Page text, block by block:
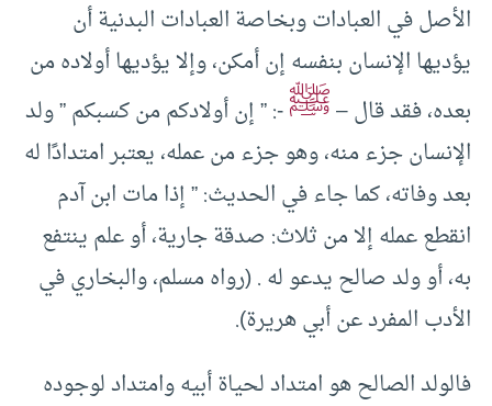
الأصل في العبادات وبخاصة العبادات البدنية أن
يؤديها الإنسان بنفسه إن أمكن، وإلا يؤديها أولاده من
بعده، فقد قال –ﷺ-: ” إن أولادكم من كسبكم ” ولد
الإنسان جزء منه، وهو جزء من عمله، يعتبر امتدادًا له
بعد وفاته، كما جاء في الحديث: ” إذا مات ابن آدم
انقطع عمله إلا من ثلاث: صدقة جارية، أو علم ينتفع
به، أو ولد صالح يدعو له . (رواه مسلم، والبخاري في
الأدب المفرد عن أبي هريرة).
فالولد الصالح هو امتداد لحياة أبيه وامتداد لوجوده